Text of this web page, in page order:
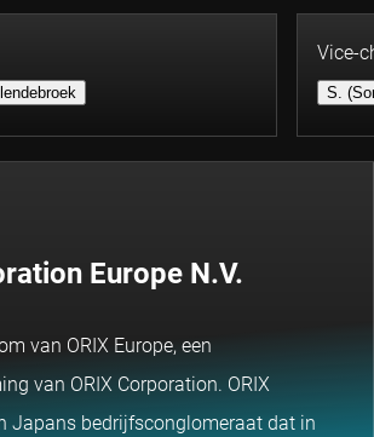
Vice-
S.
Europe N.V.
van ORIX Europe, een
van ORIX Corporation. ORIX
Japans bedrijfsconglomeraat dat in